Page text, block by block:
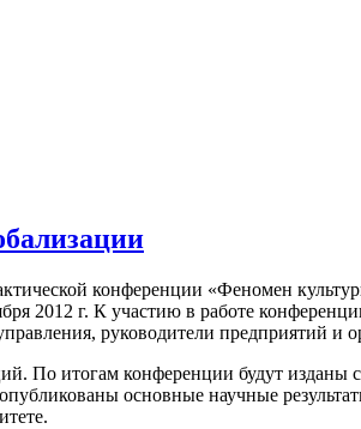
конференции «Феномен
2012 г. К участию в работе
руководители предприятий и
По итогам конференции будут изданы
основные научные